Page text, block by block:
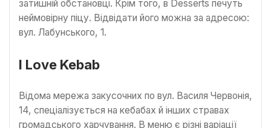
затишній обстановці. Крім того, в Desserts печуть
неймовірну піцу. Відвідати його можна за адресою:
вул. Лабунського, 1.
I Love Kebab
Відома мережа закусочних по вул. Василя Червонія,
14, спеціалізується на кебабах й інших стравах
громадського харчування. В меню є різні варіації